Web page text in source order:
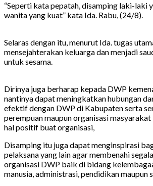
“Seperti kata pepatah, disamping laki-laki
wanita yang kuat” kata Ida. Rabu, (24/8).
Selaras dengan itu, menurut Ida. tugas
mensejahterakan keluarga dan menjadi
untuk sesama.
Dirinya juga berharap kepada DWP
nantinya dapat meningkatkan hubungan
efektif dengan DWP di Kabupaten serta
perempuan maupun organisasi
hal positif buat organisasi,
Disamping itu juga dapat menginspirasi
pelaksana yang lain agar membenahi
organisasi DWP baik di bidang
manusia, administrasi, pendidikan maupun